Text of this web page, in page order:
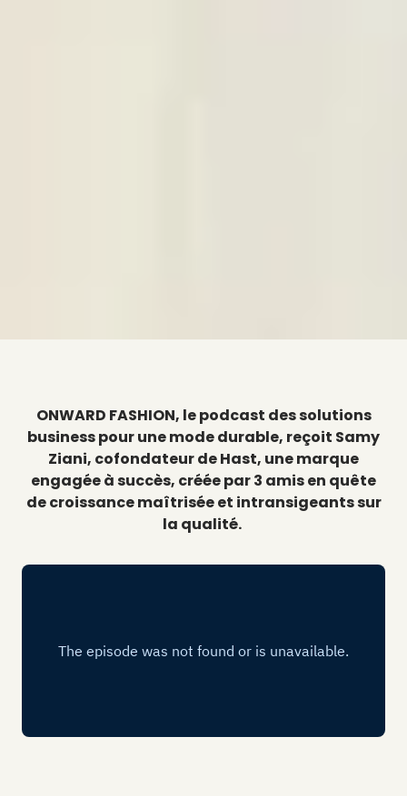
ONWARD FASHION, le podcast des solutions
business pour une mode durable, reçoit Samy
Ziani, cofondateur de Hast, une marque
engagée à succès, créée par 3 amis en quête
de croissance maîtrisée et intransigeants sur
la qualité.